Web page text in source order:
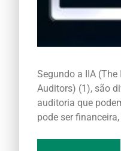
Segundo a IIA
Auditors) (1), são
auditoria que
pode ser